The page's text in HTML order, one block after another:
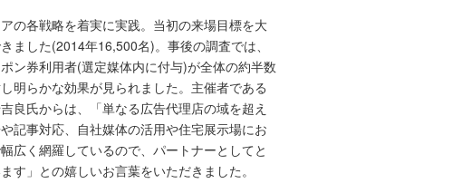
の各戦略を着実に実践。当初の来場目標を大
ました(2014年16,500名)。事後の調査では、
ン券利用者(選定媒体内に付与)が全体の約半数
明らかな効果が見られました。主催者である
良氏からは、「単なる広告代理店の域を超え
記事対応、自社媒体の活用や住宅展示場にお
広く網羅しているので、パートナーとしてと
す」との嬉しいお言葉をいただきました。